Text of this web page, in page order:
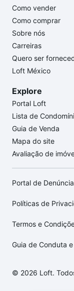
Como vender
Como comprar
Sobre nós
Carreiras
Quero ser
Loft México
Explore
Portal Loft
Lista de
Guia de Venda
Mapa do site
Avaliação de
Portal de
Políticas de
Termos e
Guia de Conduta
© 2026 Loft.